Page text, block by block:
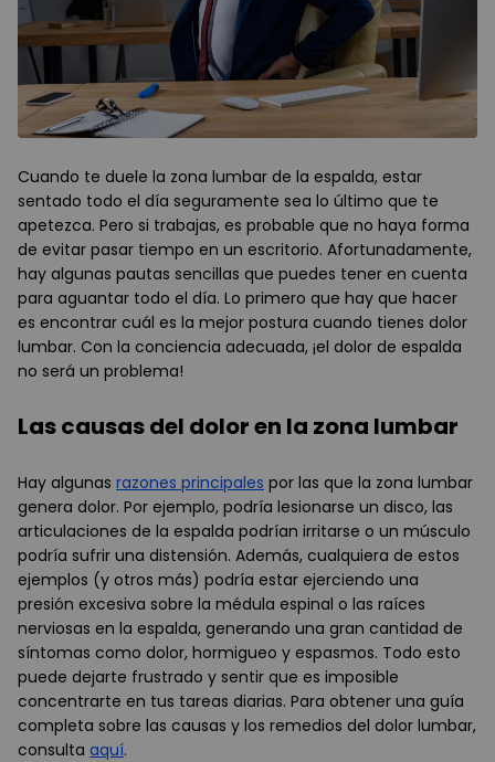
Cuando te duele la zona lumbar de la espalda, estar
sentado todo el día seguramente sea lo último que te
apetezca. Pero si trabajas, es probable que no haya forma
de evitar pasar tiempo en un escritorio. Afortunadamente,
hay algunas pautas sencillas que puedes tener en cuenta
para aguantar todo el día. Lo primero que hay que hacer
es encontrar cuál es la mejor postura cuando tienes dolor
lumbar. Con la conciencia adecuada, ¡el dolor de espalda
no será un problema!
Las causas del dolor en la zona lumbar
Hay algunas razones principales por las que la zona lumbar
genera dolor. Por ejemplo, podría lesionarse un disco, las
articulaciones de la espalda podrían irritarse o un músculo
podría sufrir una distensión. Además, cualquiera de estos
ejemplos (y otros más) podría estar ejerciendo una
presión excesiva sobre la médula espinal o las raíces
nerviosas en la espalda, generando una gran cantidad de
síntomas como dolor, hormigueo y espasmos. Todo esto
puede dejarte frustrado y sentir que es imposible
concentrarte en tus tareas diarias. Para obtener una guía
completa sobre las causas y los remedios del dolor lumbar,
consulta aquí.